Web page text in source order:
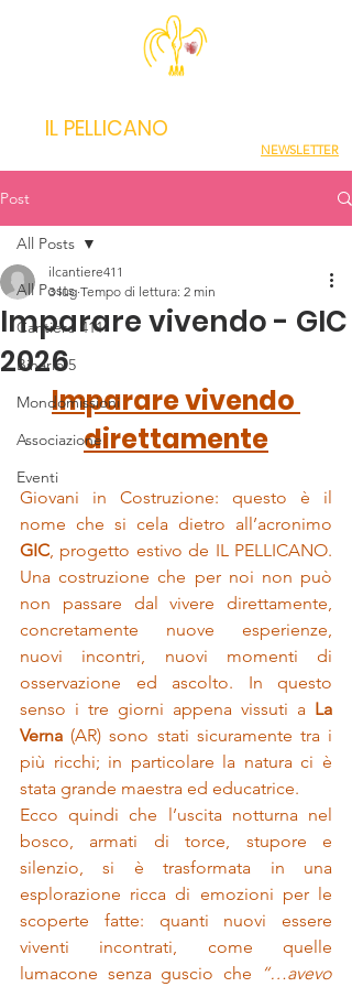
IL PELLICANO
NEWSLETTER
Post
All Posts
Cantiere 411
Binario 5
Mondomissioni
Associazione
Eventi
All Posts
Imparare vivendo - GIC
2026
ilcantiere411
3 lug Tempo di lettura: 2 min
Imparare vivendo
direttamente
Giovani in Costruzione: questo è il
GIC, progetto estivo de IL PELLICANO.
Una costruzione che per noi non può
non passare dal vivere direttamente,
concretamente nuove esperienze,
nuovi incontri, nuovi momenti di
osservazione ed ascolto. In questo
senso i tre giorni appena vissuti a La
Verna (AR) sono stati sicuramente tra i
più ricchi; in particolare la natura ci è
stata grande maestra ed educatrice.
Ecco quindi che l’uscita notturna nel
bosco, armati di torce, stupore e
silenzio, si è trasformata in una
esplorazione ricca di emozioni per le
scoperte fatte: quanti nuovi essere
viventi incontrati, come quelle
lumacone senza guscio che
“…avevo